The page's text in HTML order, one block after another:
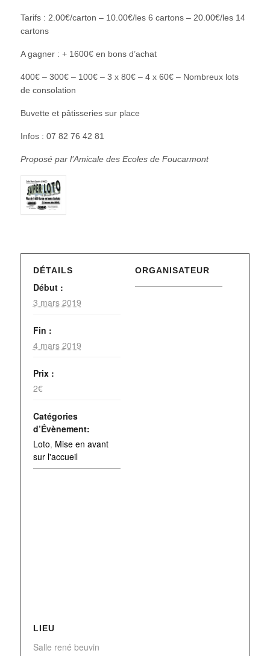
Tarifs : 2.00€/carton – 10.00€/les 6 cartons – 20.00€/les 14
cartons
A gagner : + 1600€ en bons d’achat
400€ – 300€ – 100€ – 3 x 80€ – 4 x 60€ – Nombreux lots
de consolation
Buvette et pâtisseries sur place
Infos : 07 82 76 42 81
Proposé par l’Amicale des Ecoles de Foucarmont
DÉTAILS
Début :
3 mars 2019
Fin :
4 mars 2019
Prix :
2€
Catégories
d’Évènement:
Loto, Mise en avant
sur l'accueil
ORGANISATEUR
LIEU
Salle rené beuvin